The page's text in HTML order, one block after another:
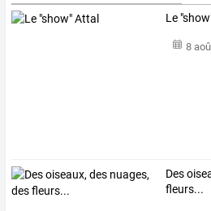
Le
8
Des
fleurs...